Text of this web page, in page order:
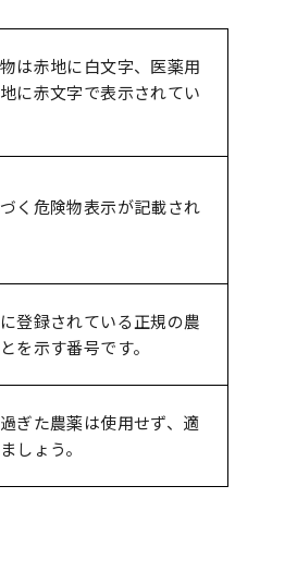
は赤地に白文字、医薬用
に赤文字で表示されてい
く危険物表示が記載され
登録されている正規の農
を示す番号です。
ぎた農薬は使用せず、適
しょう。